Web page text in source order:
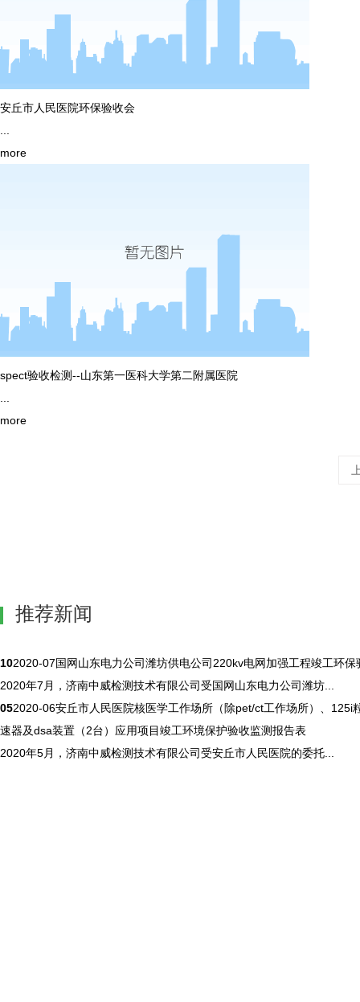
安丘市人民医院环保验收会
more
spect验收检测--山东第一医科大学第二附属医院
more
推荐新闻
102020-07国网山东电力公司潍坊供电公司220kv电网加强工程竣工环保
2020年7月，济南中威检测技术有限公司受国网山东电力公司潍坊...
052020-06安丘市人民医院核医学工作场所（除pet/ct工作场所）、125i
速器及dsa装置（2台）应用项目竣工环境保护验收监测报告表
2020年5月，济南中威检测技术有限公司受安丘市人民医院的委托...